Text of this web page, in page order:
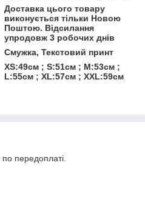
Доставка цього товару
виконується тільки Новою
Поштою. Відсилання
упродовж 3 робочих днів
Смужка, Текстовий принт
XS:49см ; S:51см ; M:53см ;
L:55см ; XL:57см ; XXL:59см
по передоплаті.